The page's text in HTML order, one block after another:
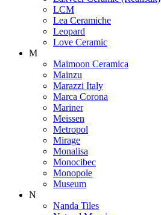
LCM
Lea Ceramiche
Leopard
Love Ceramic
M
Maimoon Ceramica
Mainzu
Marazzi Italy
Marca Corona
Mariner
Meissen
Metropol
Mirage
Monalisa
Monocibec
Monopole
Museum
N
Nanda Tiles